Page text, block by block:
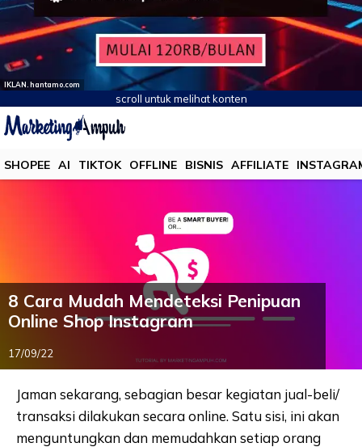
IKLAN. hantamo.com
scroll untuk melihat konten
SHOPEE AI TIKTOK OFFLINE BISNIS AFFILIATE
8 Cara Mudah Mendeteksi Penipuan
Online Shop Instagram
17/09/22
Jaman sekarang, sebagian besar kegiatan jual-beli/
transaksi dilakukan secara online. Satu sisi, ini akan
menguntungkan dan memudahkan setiap orang